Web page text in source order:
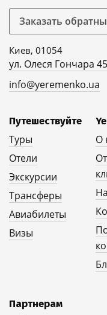
Заказать
Киев, 01054
ул. Олеся Гончара
info@yeremenko.ua
Путешествуйте
Туры
Отели
Экскурсии
Трансферы
Авиабилеты
Визы
О
Партнерам